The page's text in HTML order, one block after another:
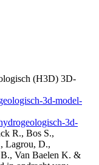
(H3D) 3D-
3d-model-
3d-
R., Bos S.,
Lagrou, D.,
Van Baelen K. &